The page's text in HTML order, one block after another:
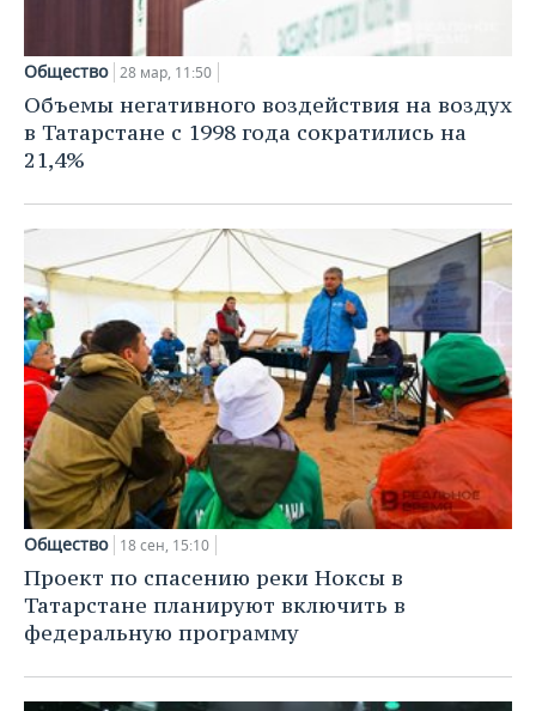
Общество 28 мар, 11:50
Объемы негативного воздействия на воздух
в Татарстане с 1998 года сократились на
21,4%
Общество 18 сен, 15:10
Проект по спасению реки Ноксы в
Татарстане планируют включить в
федеральную программу